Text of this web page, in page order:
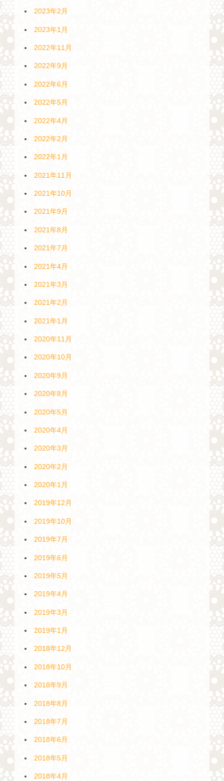
2023年2月
2023年1月
2022年11月
2022年9月
2022年6月
2022年5月
2022年4月
2022年2月
2022年1月
2021年11月
2021年10月
2021年9月
2021年8月
2021年7月
2021年4月
2021年3月
2021年2月
2021年1月
2020年11月
2020年10月
2020年9月
2020年8月
2020年5月
2020年4月
2020年3月
2020年2月
2020年1月
2019年12月
2019年10月
2019年7月
2019年6月
2019年5月
2019年4月
2019年3月
2019年1月
2018年12月
2018年10月
2018年9月
2018年8月
2018年7月
2018年6月
2018年5月
2018年4月